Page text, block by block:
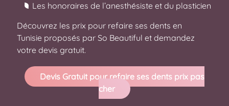
Les honoraires de l’anesthésiste et du plasticien
Découvrez les prix pour refaire ses dents en
Tunisie proposés par So Beautiful et demandez
votre devis gratuit.
Devis Gratuit pour refaire ses dents prix pas
cher